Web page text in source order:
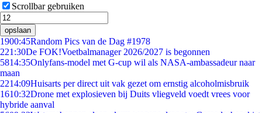
Scrollbar gebruiken
opslaan
1900:45Random Pics van de Dag #1978
221:30De FOK!Voetbalmanager 2026/2027 is begonnen
5814:35Onlyfans-model met G-cup wil als NASA-ambassadeur naar
maan
2214:09Huisarts per direct uit vak gezet om ernstig alcoholmisbruik
1610:32Drone met explosieven bij Duits vliegveld voedt vrees voor
hybride aanval